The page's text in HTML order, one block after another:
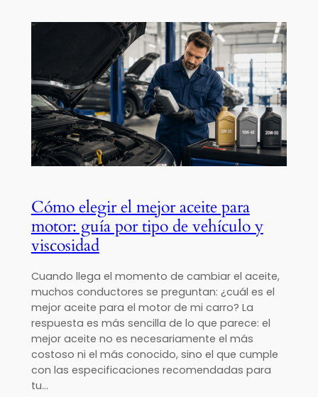
Cómo elegir el mejor aceite para
motor: guía por tipo de vehículo y
viscosidad
Cuando llega el momento de cambiar el aceite,
muchos conductores se preguntan: ¿cuál es el
mejor aceite para el motor de mi carro? La
respuesta es más sencilla de lo que parece: el
mejor aceite no es necesariamente el más
costoso ni el más conocido, sino el que cumple
con las especificaciones recomendadas para
tu…